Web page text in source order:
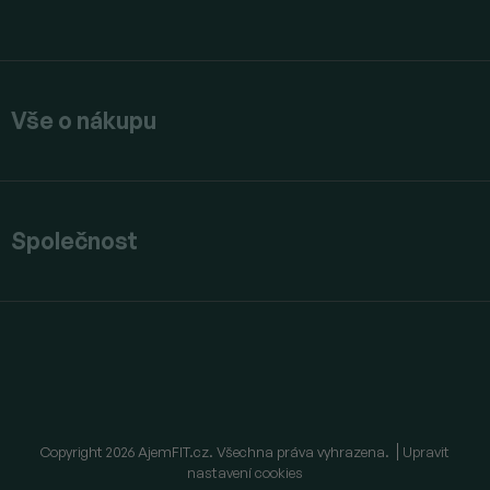
Vše o nákupu
Společnost
Copyright 2026 AjemFIT.cz. Všechna práva vyhrazena.
Upravit
nastavení cookies